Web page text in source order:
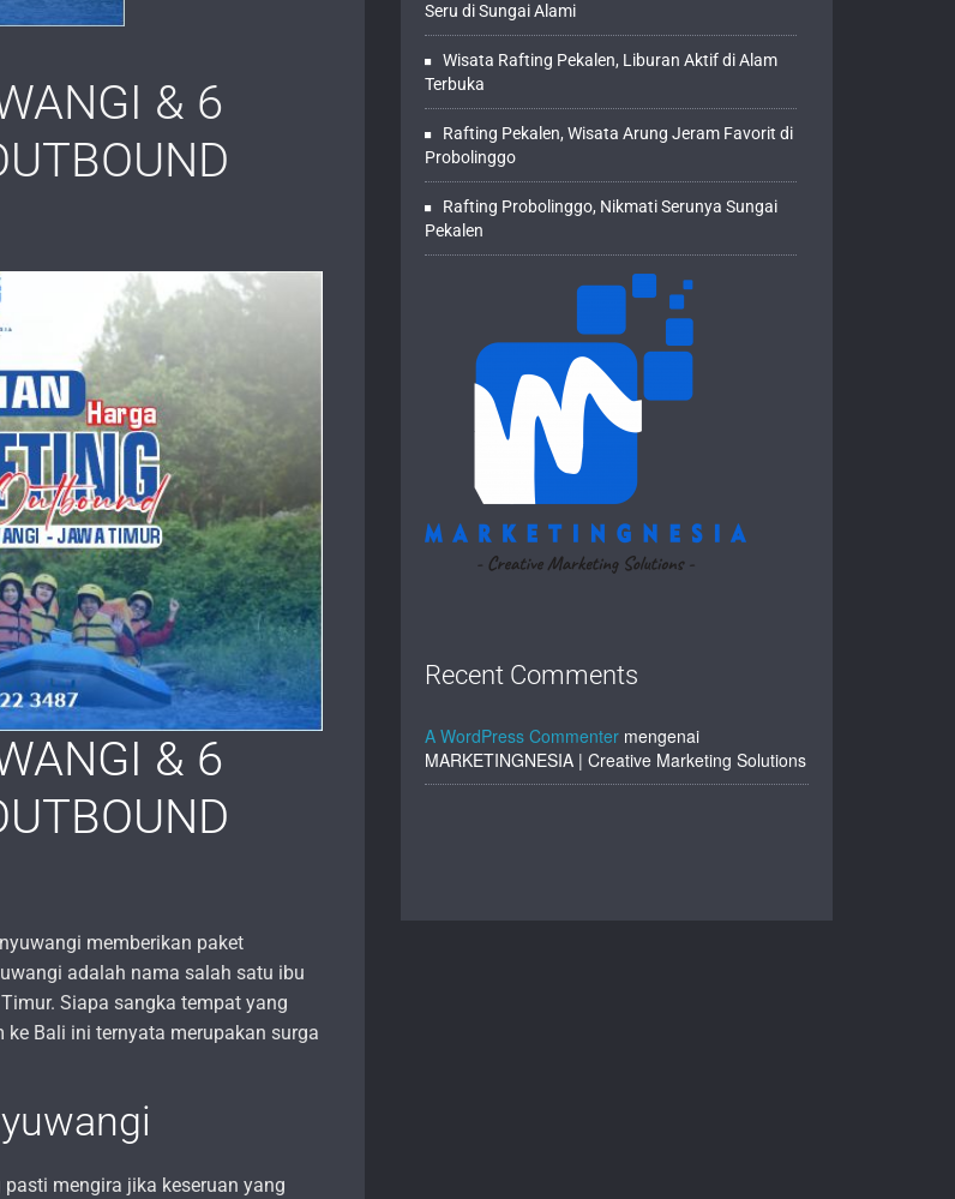
& 6
& 6
memberikan paket
adalah nama salah satu ibu
Siapa sangka tempat yang
Bali ini ternyata merupakan surga
mengira jika keseruan yang
Seru di Sungai Alami
Wisata Rafting Pekalen, Liburan Aktif di Alam
Terbuka
Rafting Pekalen, Wisata Arung Jeram Favorit di
Probolinggo
Rafting Probolinggo, Nikmati Serunya Sungai
Pekalen
Recent Comments
A WordPress Commenter mengenai
MARKETINGNESIA | Creative Marketing Solutions